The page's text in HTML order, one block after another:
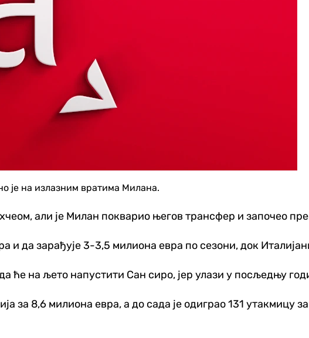
је на излазним вратима Милана.
али је Милан покварио његов трансфер и започео
да зарађује 3-3,5 милиона евра по сезони, док
ће на љето напустити Сан сиро, јер улази у посљедњу
за 8,6 милиона евра, а до сада је одиграо 131 утакмицу